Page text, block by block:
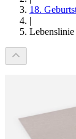
18.
|
Lebenslinie